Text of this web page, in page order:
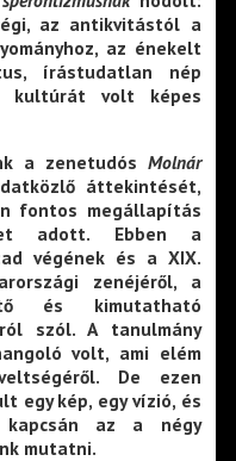
az antikvitástól a
az énekelt
írástudatlan nép
kultúrát volt képes
a zenetudós Molnár
áttekintését,
fontos megállapítás
adott. Ebben a
végének és a XIX.
zenéjéről, a
és kimutatható
szól. A tanulmány
volt, ami elém
De ezen
egy kép, egy vízió, és
kapcsán az a négy
mutatni.